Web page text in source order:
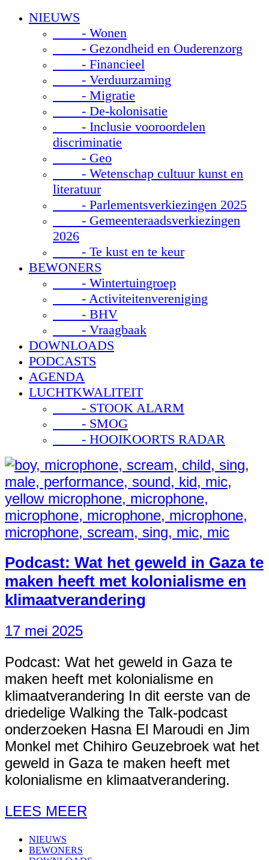
NIEUWS
- Wonen
- Gezondheid en Ouderenzorg
- Financieel
- Verduurzaming
- Migratie
- De-kolonisatie
- Inclusie vooroordelen
discriminatie
- Geo
- Wetenschap cultuur kunst en
literatuur
- Parlementsverkiezingen 2025
- Gemeenteraadsverkiezingen
2026
- Te kust en te keur
BEWONERS
- Wintertuingroep
- Activiteitenvereniging
- BHV
- Vraagbaak
DOWNLOADS
PODCASTS
AGENDA
LUCHTKWALITEIT
- STOOK ALARM
- SMOG
- HOOIKOORTS RADAR
Podcast: Wat het geweld in Gaza te
maken heeft met kolonialisme en
klimaatverandering
17 mei 2025
Podcast: Wat het geweld in Gaza te
maken heeft met kolonialisme en
klimaatverandering In dit eerste van de
driedelige Walking the Talk-podcast
onderzoeken Hasna El Maroudi en Jim
Monkel met Chihiro Geuzebroek wat het
geweld in Gaza te maken heeft met
kolonialisme en klimaatverandering.
LEES MEER
NIEUWS
BEWONERS